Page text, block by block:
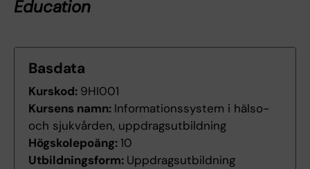
Education
Basdata
Kurskod: 9HI001
Kursens namn: Informationssystem i hälso-
och sjukvården, uppdragsutbildning
Högskolepoäng:10
Utbildningsform: Uppdragsutbildning